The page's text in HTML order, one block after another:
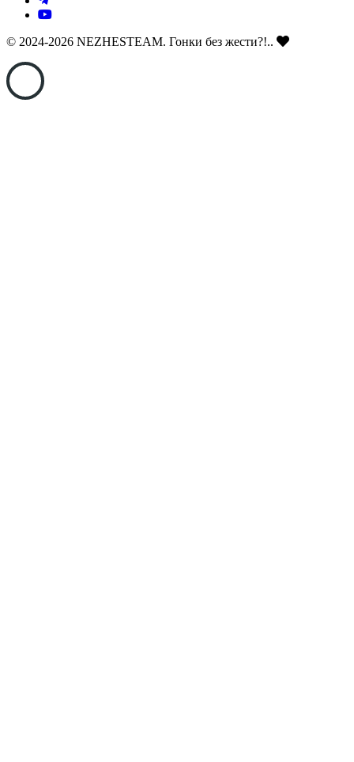
© 2024-2026 NEZHESTEAM. Гонки без жести?!..